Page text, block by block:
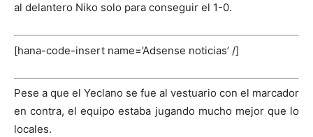
al delantero Niko solo para conseguir el 1-0.
[hana-code-insert name=’Adsense noticias’ /]
Pese a que el Yeclano se fue al vestuario con el marcador
en contra, el equipo estaba jugando mucho mejor que lo
locales.